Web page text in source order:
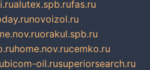
alutex.spb.rufas.ru
novoizol.ru
orakul.spb.ru
home.nov.rucemko.ru
bicom-oil.rusuperiorsearch.ru